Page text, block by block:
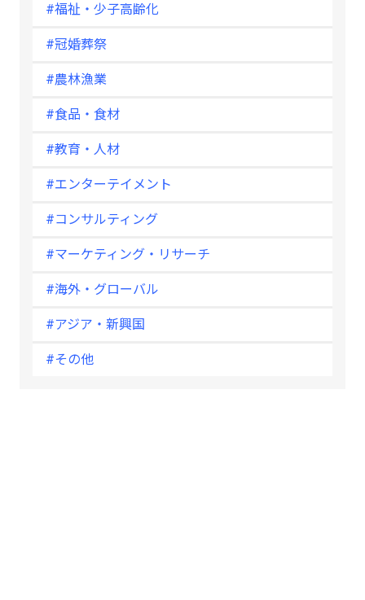
#福祉・少子高齢化
#冠婚葬祭
#農林漁業
#食品・食材
#教育・人材
#エンターテイメント
#コンサルティング
#マーケティング・リサーチ
#海外・グローバル
#アジア・新興国
#その他